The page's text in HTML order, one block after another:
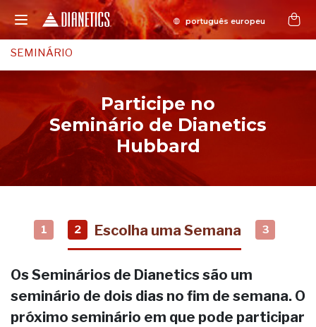
SEMINÁRIO
Participe no
Seminário de Dianetics
Hubbard
1 2 Escolha uma Semana 3
Os Seminários de Dianetics são um
seminário de dois dias no fim de semana. O
próximo seminário em que pode participar